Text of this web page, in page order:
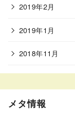
2019年2月
2019年1月
2018年11月
メタ情報